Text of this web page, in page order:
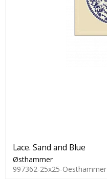
Lace. Sand and Blue
Østhammer
997362-25x25-Oesthammer